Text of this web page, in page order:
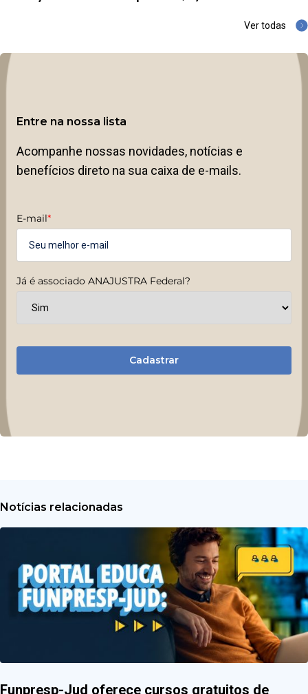
Ver todas
Entre na nossa lista
Acompanhe nossas novidades, notícias e
benefícios direto na sua caixa de e-mails.
E-mail*
Já é associado ANAJUSTRA Federal?
Cadastrar
Notícias relacionadas
Funpresp-Jud oferece cursos gratuitos de